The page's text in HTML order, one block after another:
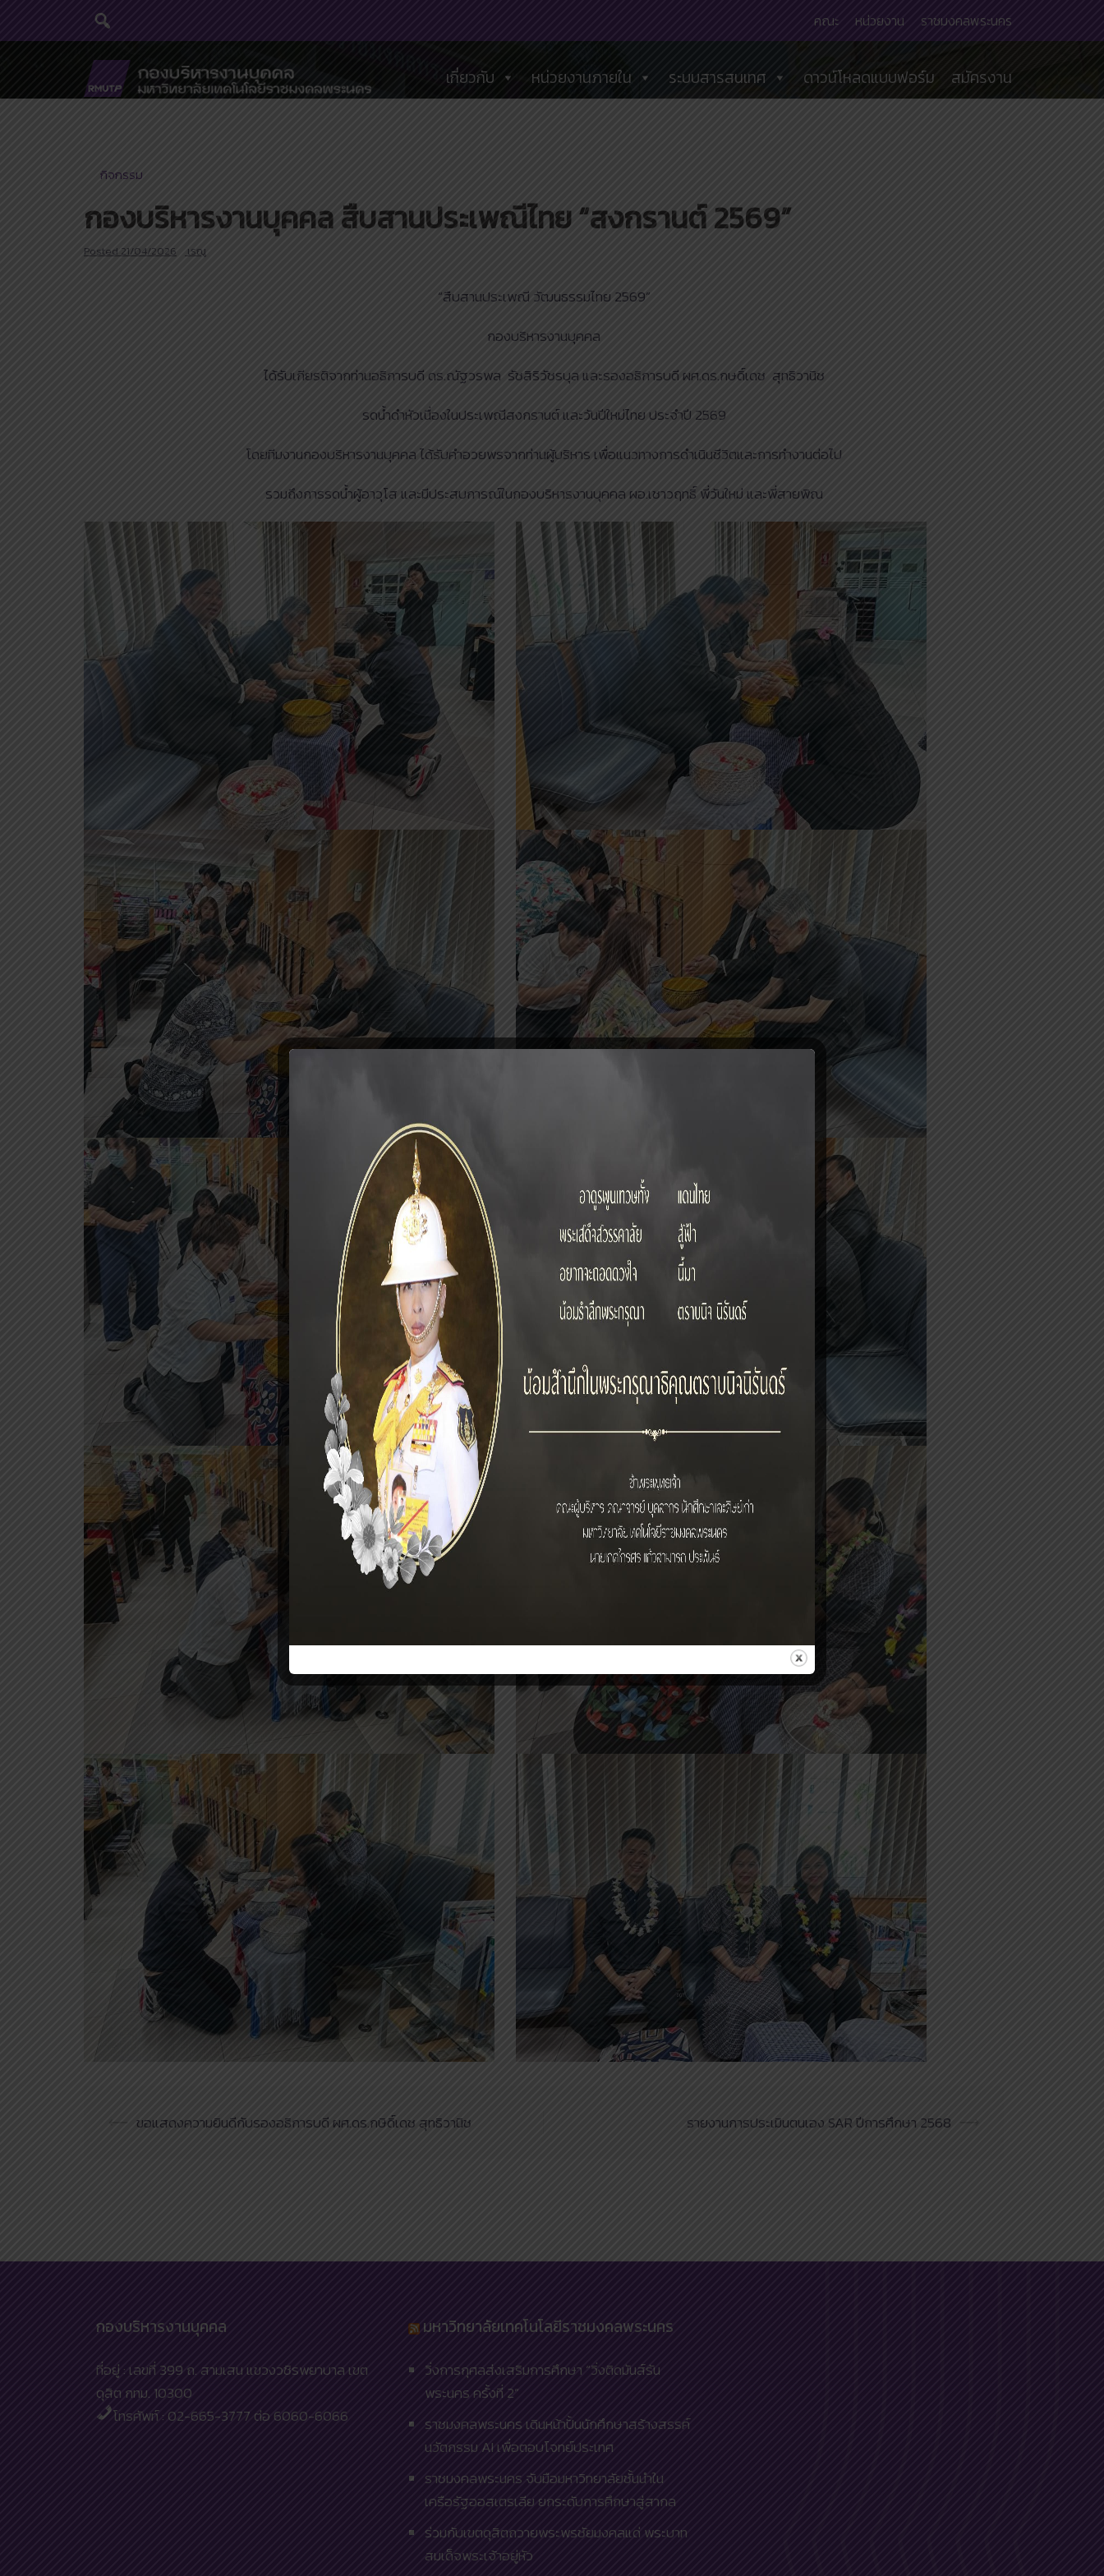
คณะ หน่วยงาน ราชมงคลพระนคร
เกี่ยวกับ หน่วยงานภายใน ระบบสารสนเทศ ดาวน์โหลดแบบฟอร์ม สมัครงาน
กิจกรรม
กองบริหารงานบุคคล สืบสานประเพณีไทย “สงกรานต์ 2569”
Posted 21/04/2026 เรณู
“สืบสานประเพณี วัฒนธรรมไทย 2569”
กองบริหารงานบุคคล
ได้รับเกียรติจากท่านอธิการบดี ดร.ณัฐวรพล รัชสิริวัชรบุล และรองอธิการบดี ผศ.ดร.กษดิ์เดช สุทธิวานิช
รดน้ำดำหัวเนื่องในประเพณีสงกรานต์ และวันปีใหม่ไทย ประจำปี 2569
โดยทีมงานกองบริหารงานบุคคล ได้รับคำอวยพรจากท่านผู้บริหาร เพื่อแนวทางการดำเนินชีวิตและการทำงานต่อไป
รวมถึงการรดน้ำผู้อาวุโส และมีประสบการณ์ในกองบริหารงานบุคคล ผอ.เชาวฤทธิ์ พี่วันใหม่ และพี่สายพิณ
Post
ขอแสดงความยินดีกับรองอธิการบดี ผศ.ดร.กษิดิ์เดช สุทธิวานิช รายงานการประเมินตนเอง SAR ปีการศึกษา 2568
กองบริหารงานบุคคล
ที่อยู่ : เลขที่ 399 ถ. สามเสน แขวงวชิรพยาบาล เขต
ดุสิต กทม. 10300
โทรศัพท์ : 02-665-3777 ต่อ 6060-6066
มหาวิทยาลัยเทคโนโลยีราชมงคลพระนคร
วิ่งการกุศลส่งเสริมการศึกษา “วิ่งติดมันส์รัน
พระนคร ครั้งที่ 2”
ราชมงคลพระนคร เดินหน้าปั้นนักศึกษาสร้างสรรค์
นวัตกรรม AI เพื่อตอบโจทย์ประเทศ
ราชมงคลพระนคร จับมือมหาวิทยาลัยชั้นนำใน
เครือรัฐออสเตรเลีย ยกระดับการศึกษาสู่สากล
ร่วมกับเขตดุสิตถวายพระพรชัยมงคลแด่ พระบาท
สมเด็จพระเจ้าอยู่หัว